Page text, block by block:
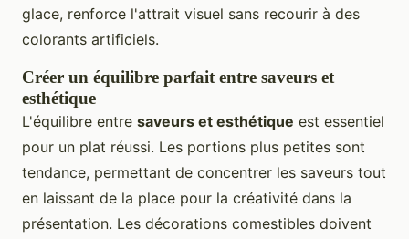
glace, renforce l'attrait visuel sans recourir à des
colorants artificiels.
Créer un équilibre parfait entre saveurs et
esthétique
L'équilibre entre saveurs et esthétique est essentiel
pour un plat réussi. Les portions plus petites sont
tendance, permettant de concentrer les saveurs tout
en laissant de la place pour la créativité dans la
présentation. Les décorations comestibles doivent